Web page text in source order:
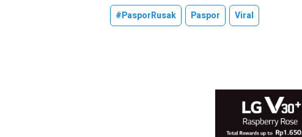
#PasporRusak Paspor Viral